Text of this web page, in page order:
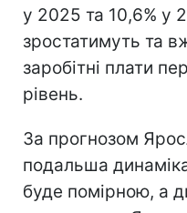
у 2025 та 10,6% у
зростатимуть та
заробітні плати
рівень.
За прогнозом
подальша
буде помірною, а